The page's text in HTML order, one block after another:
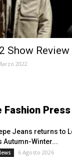
Show
2022
Fashion Press
Jeans returns to
Autumn-Winter...
6 Agosto 2026